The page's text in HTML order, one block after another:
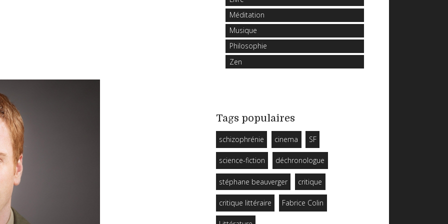
Méditation
Musique
Philosophie
Zen
Tags populaires
schizophrénie cinema SF
science-fiction déchronologue
stéphane beauverger critique
critique littéraire Fabrice Colin